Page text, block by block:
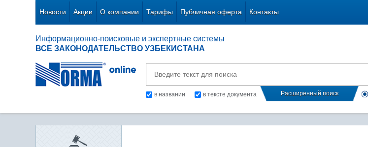
Новости Акции О компании Тарифы Публичная оферта Контакты
Информационно-поисковые и экспертные системы
ВСЕ ЗАКОНОДАТЕЛЬСТВО УЗБЕКИСТАНА
в названии в тексте документа Расширенный поиск